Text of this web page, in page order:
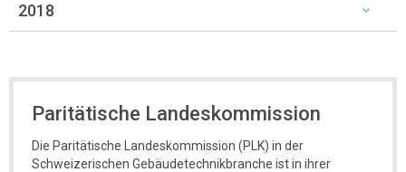
2018
Paritätische Landeskommission
Die Paritätische Landeskommission (PLK) in der
Schweizerischen Gebäudetechnikbranche ist in ihrer